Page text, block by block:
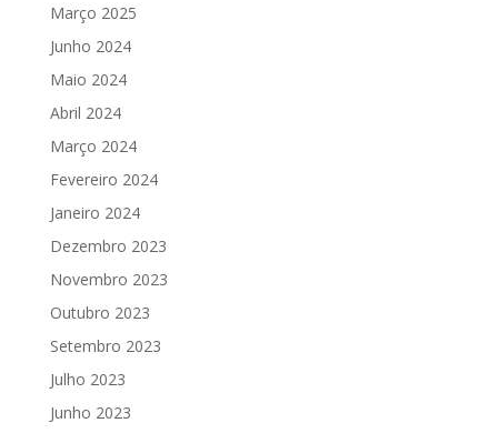
Março 2025
Junho 2024
Maio 2024
Abril 2024
Março 2024
Fevereiro 2024
Janeiro 2024
Dezembro 2023
Novembro 2023
Outubro 2023
Setembro 2023
Julho 2023
Junho 2023